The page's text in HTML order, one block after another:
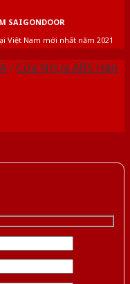
SAIGONDOOR
Việt Nam mới nhất năm 2021
/Cửa Nhựa ABS Hàn